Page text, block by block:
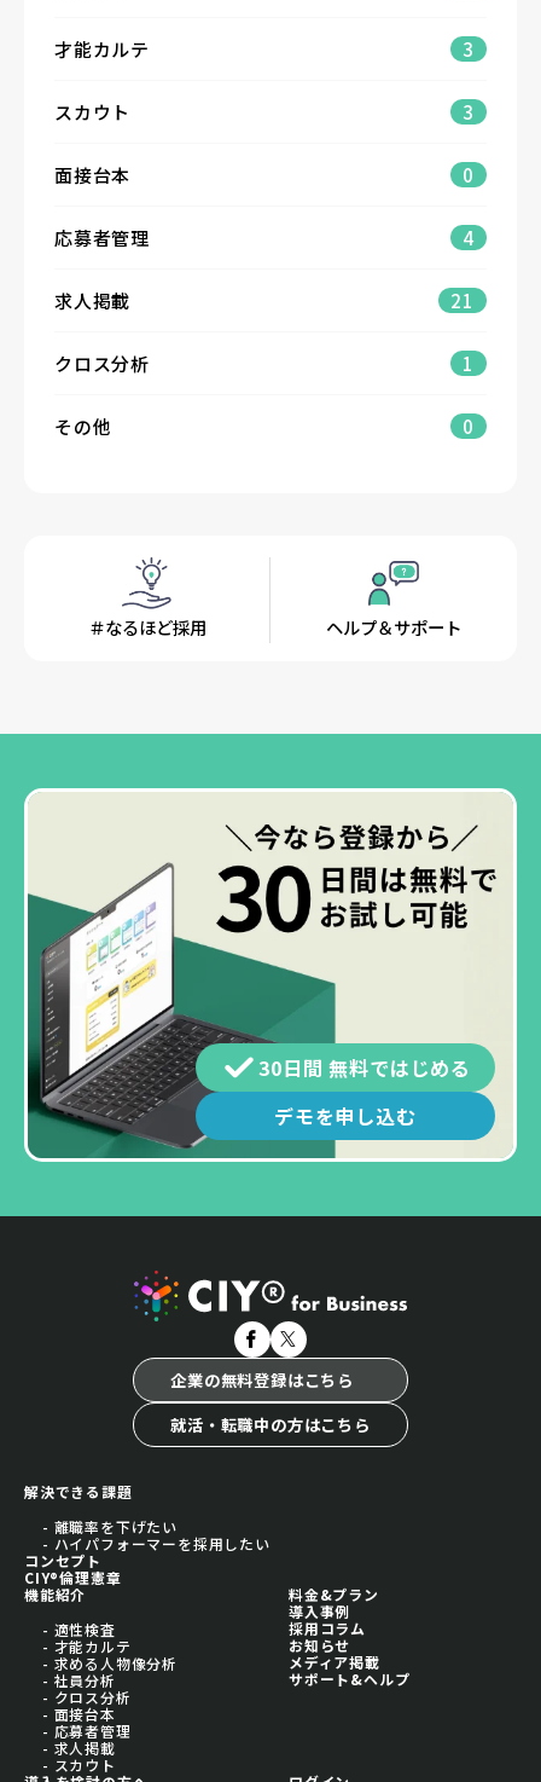
才能カルテ 3
スカウト 3
面接台本 0
応募者管理 4
求人掲載 21
クロス分析 1
その他 0
＃なるほど採用 ヘルプ＆サポート
30日間 無料ではじめる
デモを申し込む
企業の無料登録はこちら
就活・転職中の方はこちら
解決できる課題
- 離職率を下げたい
- ハイパフォーマーを採用したい
コンセプト
CIY®倫理憲章
機能紹介
- 適性検査
- 才能カルテ
- 求める人物像分析
- 社員分析
- クロス分析
- 面接台本
- 応募者管理
- 求人掲載
- スカウト
料金&プラン
導入事例
採用コラム
お知らせ
メディア掲載
サポート&ヘルプ